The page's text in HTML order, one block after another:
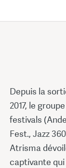
Depuis la
2017, le
festivals
Fest., Jazz
Atrisma
captivante